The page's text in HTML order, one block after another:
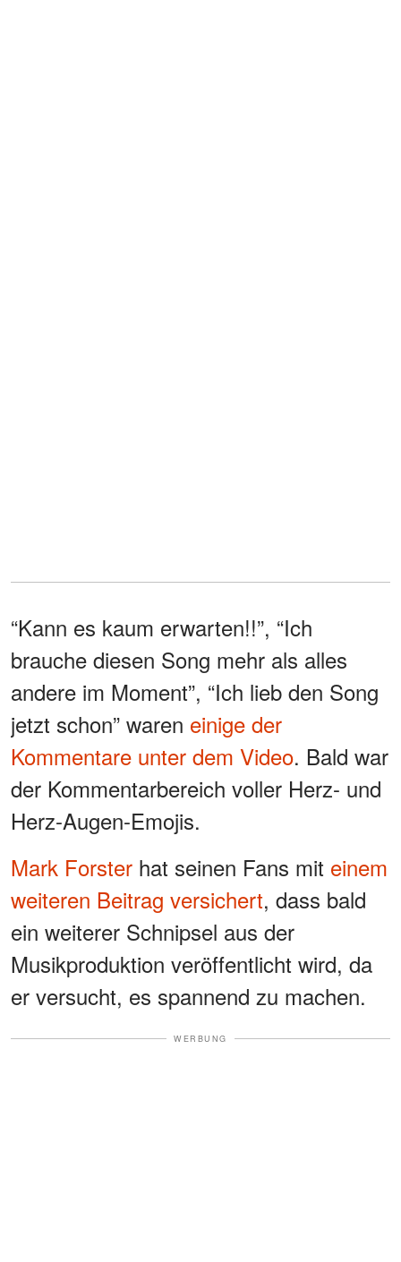
“Kann es kaum erwarten!!”, “Ich
brauche diesen Song mehr als alles
andere im Moment”, “Ich lieb den Song
jetzt schon” waren einige der
Kommentare unter dem Video. Bald war
der Kommentarbereich voller Herz- und
Herz-Augen-Emojis.
Mark Forster hat seinen Fans mit einem
weiteren Beitrag versichert, dass bald
ein weiterer Schnipsel aus der
Musikproduktion veröffentlicht wird, da
er versucht, es spannend zu machen.
WERBUNG